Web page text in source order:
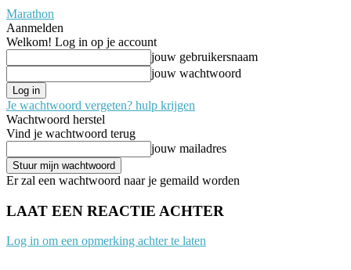
Marathon
Aanmelden
Welkom! Log in op je account
jouw gebruikersnaam
jouw wachtwoord
Je wachtwoord vergeten? hulp krijgen
Wachtwoord herstel
Vind je wachtwoord terug
jouw mailadres
Er zal een wachtwoord naar je gemaild worden
LAAT EEN REACTIE ACHTER
Log in om een opmerking achter te laten